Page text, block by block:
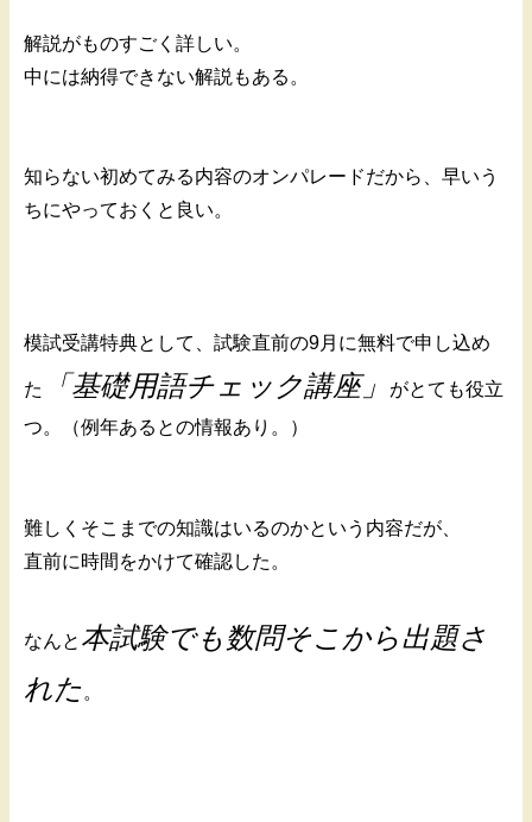
解説がものすごく詳しい。
中には納得できない解説もある。
知らない初めてみる内容のオンパレードだから、早いう
ちにやっておくと良い。
模試受講特典として、試験直前の9月に無料で申し込め
た 「基礎用語チェック講座」
がとても役立
つ。（例年あるとの情報あり。）
難しくそこまでの知識はいるのかという内容だが、
直前に時間をかけて確認した。
なんと 本試験でも数問そこから出題さ
れた。